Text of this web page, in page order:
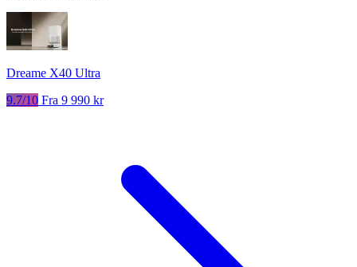
Dreame X40 Ultra
9.7/10 Fra 9 990 kr